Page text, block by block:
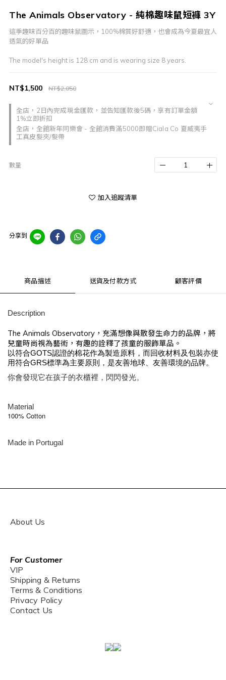
The Animals Observatory - 純棉趣味鼠短褲 3Y
這季趣味百分百的趣味鼠圖示，100%棉質好舒適，也會成為今夏最宜人
透氣的好單品
The model's height is 128 cm and is wearing size 8 years.
全店，2日內完成現金匯款，並告知匯款後5碼，享有訂單金額
1%立即折扣
全店，全館新年同樂會 - 全館消費滿5000即贈Ciala Co 夏威夷手
工真皮髮夾/髮帶
NT$2,050
NT$1,500
數量
加入追蹤清單
分享到
商品描述 送貨及付款方式 顧客評價
Description
The Animals Observatory，充滿想像與散發生命力的品牌，將
兒童時尚視為藝術，有趣的詮釋了孩童的服飾單品。
以符合GOTS認證的棉花作為製造原料，而回收材料及包裝亦使
用符合GRS標準為主要原則，是友善地球、友善環境的品牌。
你會發現它在孩子的衣櫃裡，閃閃發光。
Material
100% Cotton
Made in Portugal
About Us
For Customer
VIP
Shipping & Returns
Terms & Conditions
Privacy Policy
Contact Us